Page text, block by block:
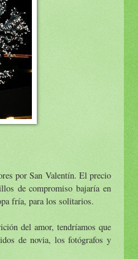
por San Valentín. El precio
de compromiso bajaría en
fría, para los solitarios.
del amor, tendríamos que
de novia, los fotógrafos y